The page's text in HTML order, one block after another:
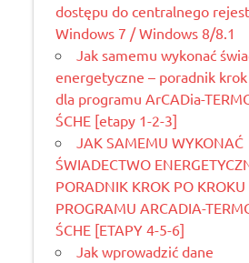
dostępu do centralnego
Windows 7 / Windows 8/8.1
Jak samemu wykonać
energetyczne – poradnik
dla programu ArCADia-
ŚCHE [etapy 1-2-3]
JAK SAMEMU WYKONAĆ
ŚWIADECTWO
PORADNIK KROK PO KROKU
PROGRAMU ARCADIA-
ŚCHE [ETAPY 4-5-6]
Jak wprowadzić dane